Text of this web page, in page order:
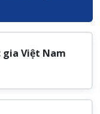
Việt Nam